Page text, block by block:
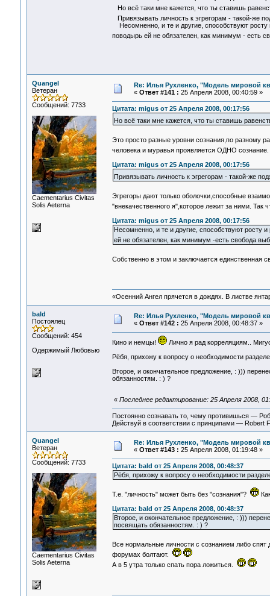
Но всё таки мне кажется, что ты ставишь
Привязывать личность к эгрегорам - такой-же
Несомненно, и те и другие, способствуют росту
поводырь ей не обязателен, как минимум - есть
Quangel
Ветеран
Сообщений: 7733
Сaementarius Civitas
Solis Aeterna
Re: Илья Рухленко, "Модель мировой
« Ответ #141 : 25 Апреля 2008, 00:40:59 »
Цитата: migus от 25 Апреля 2008, 00:17:56
Но всё таки мне кажется, что ты ставишь
Это просто разные уровни сознания,по разному
человека и муравья проявляется ОДНО
Цитата: migus от 25 Апреля 2008, 00:17:56
Привязывать личность к эгрегорам - такой-же
Эгрегоры дают только оболочки,способные
"внекачественного я",которое лежит за ними.
Цитата: migus от 25 Апреля 2008, 00:17:56
Несомненно, и те и другие, способствуют росту
ей не обязателен, как минимум -есть свобода
Собственно в этом и заключается единственная
«Осенний Ангел прячется в дождях. В листве
bald
Постоялец
Сообщений: 454
Одержимый Любовью
Re: Илья Рухленко, "Модель мировой
« Ответ #142 : 25 Апреля 2008, 00:48:37 »
Кино и немцы!
Лично я рад корреляциям..
Рёбя, прихожу к вопросу о необходимости
Второе, и окончательное предложение, : )))
обязанностям. : ) ?
« Последнее редактирование: 25 Апреля 2008,
Постоянно сознавать то, чему противишься —
Действуй в соответствии с принципами — Robert
Quangel
Ветеран
Сообщений: 7733
Сaementarius Civitas
Solis Aeterna
Re: Илья Рухленко, "Модель мировой
« Ответ #143 : 25 Апреля 2008, 01:19:48 »
Цитата: bald от 25 Апреля 2008, 00:48:37
Рёбя, прихожу к вопросу о необходимости
Т.е. "личность" может быть без "сознания"?
Цитата: bald от 25 Апреля 2008, 00:48:37
Второе, и окончательное предложение, : )))
посвящать обязанностям. : ) ?
Все нормальные личности с сознанием либо
форумах болтают.
А в 5 утра только спать пора ложиться.